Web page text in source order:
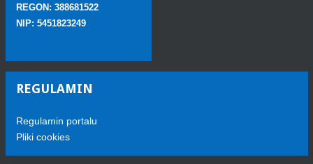
REGON: 388681522
NIP: 5451823249
REGULAMIN
Regulamin portalu
Pliki cookies